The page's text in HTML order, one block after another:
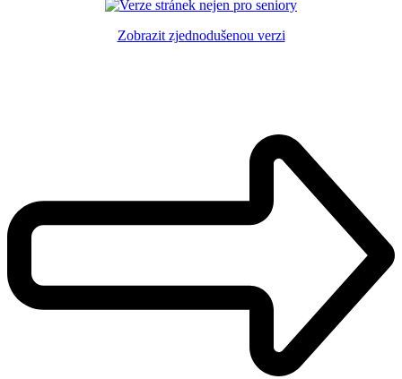
Zobrazit zjednodušenou verzi